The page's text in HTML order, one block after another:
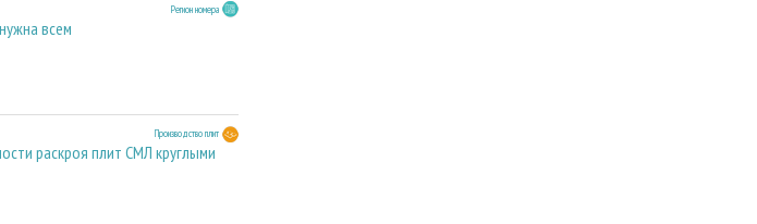
Регион номера
всем
Производство плит
раскроя плит СМЛ круглыми